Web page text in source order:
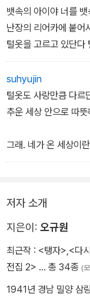
뱃속의 아이야 너를
난장의 리어카에 붙어
털옷을 고르고 있단다
다르단다 바깥 세상은
엄마는 털옷을 하나씩
손으로 뺨으로 문질러
추운 세상 안으로 따뜻
아직도 엄마는 옷을
얼굴에는 땀이 배어나
믿겠느냐 그러나 엄마는
털옷 안의 털옷 안의 집
너를 데리고 가려 한
견뎌야 하는 곳에 엄마
언젠가는 털옷조차
suhyujin
털옷도 사랑만큼 다르
추운 세상 안으로 따
그래. 네가 온 세상이
저자 소개
지은이: 오규원
최근작 : <탱자>,<다
전집 2> … 총 34종 (
1941년 경남 밀양 삼